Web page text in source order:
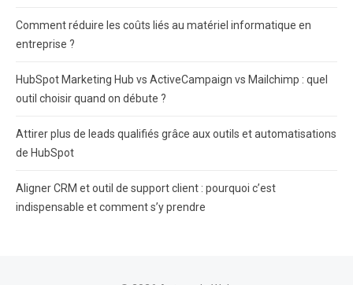
Comment réduire les coûts liés au matériel informatique en
entreprise ?
HubSpot Marketing Hub vs ActiveCampaign vs Mailchimp : quel
outil choisir quand on débute ?
Attirer plus de leads qualifiés grâce aux outils et automatisations
de HubSpot
Aligner CRM et outil de support client : pourquoi c’est
indispensable et comment s’y prendre